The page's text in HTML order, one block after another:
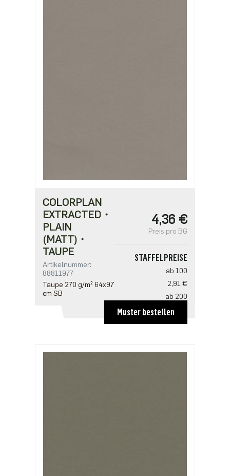
COLORPLAN
EXTRACTED・
PLAIN
(MATT)・
TAUPE
Artikelnummer:
88811977
Taupe 270 g/m² 64x97
cm SB
4,36 €
Preis pro BG
STAFFELPREISE
ab 100
2,91 €
ab 200
2,81 €
ab 500
Muster bestellen